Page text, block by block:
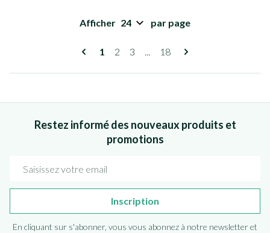
Vous lisez actuellement la page
1 Page
2 Page
3 ... Page
18
Afficher par page
Restez informé des nouveaux produits et
promotions
Inscription
En cliquant sur s'abonner, vous vous abonnez à notre newsletter et